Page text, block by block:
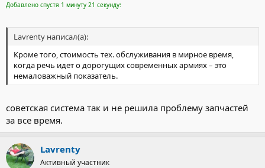
Добавлено спустя 1 минуту 21 секунду:
Lavrenty написал(а):
Кроме того, стоимость тех. обслуживания в мирное время,
когда речь идет о дорогущих современных армиях – это
немаловажный показатель.
советская система так и не решила проблему запчастей
за все время.
Lavrenty
Активный участник